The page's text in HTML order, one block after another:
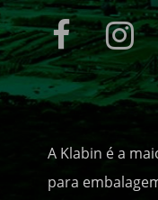
A Klabin é a
para